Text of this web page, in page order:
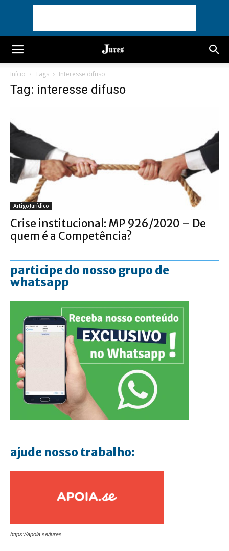
Início Tags Interesse difuso
Tag: interesse difuso
Artigo Jurídico
Crise institucional: MP 926/2020 – De
quem é a Competência?
participe do nosso grupo de
whatsapp
ajude nosso trabalho:
https://apoia.se/jures